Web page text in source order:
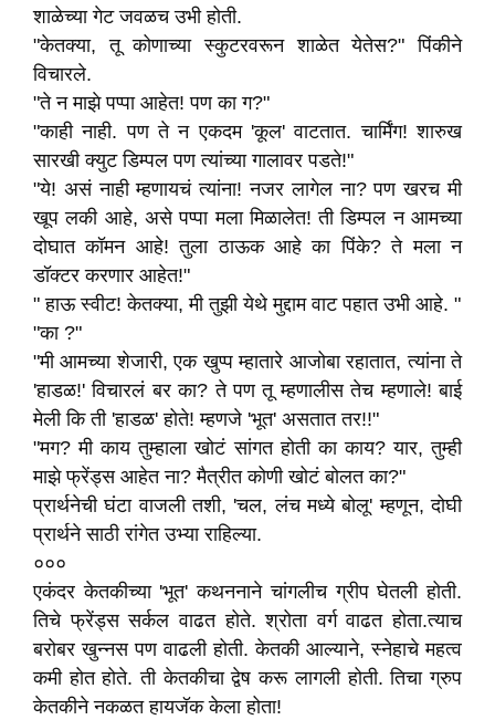
शाळेच्या गेट जवळच उभी होती.
"केतक्या, तू कोणाच्या स्कुटरवरून शाळेत येतेस?" पिंकीने
विचारले.
"ते न माझे पप्पा आहेत! पण का ग?"
"काही नाही. पण ते न एकदम 'कूल' वाटतात. चार्मिंग! शारुख
सारखी क्युट डिम्पल पण त्यांच्या गालावर पडते!"
"ये! असं नाही म्हणायचं त्यांना! नजर लागेल ना? पण खरच मी
खूप लकी आहे, असे पप्पा मला मिळालेत! ती डिम्पल न आमच्या
दोघात कॉमन आहे! तुला ठाऊक आहे का पिंके? ते मला न
डॉक्टर करणार आहेत!"
" हाऊ स्वीट! केतक्या, मी तुझी येथे मुद्दाम वाट पहात उभी आहे. "
"का ?"
"मी आमच्या शेजारी, एक खुप्प म्हातारे आजोबा रहातात, त्यांना ते
'हाडळ!' विचारलं बर का? ते पण तू म्हणालीस तेच म्हणाले! बाई
मेली कि ती 'हाडळ' होते! म्हणजे 'भूत' असतात तर!!"
"मग? मी काय तुम्हाला खोटं सांगत होती का काय? यार, तुम्ही
माझे फ्रेंड्स आहेत ना? मैत्रीत कोणी खोटं बोलत का?"
प्रार्थनेची घंटा वाजली तशी, 'चल, लंच मध्ये बोलू' म्हणून, दोघी
प्रार्थने साठी रांगेत उभ्या राहिल्या.
०००
एकंदर केतकीच्या 'भूत' कथननाने चांगलीच ग्रीप घेतली होती.
तिचे फ्रेंड्स सर्कल वाढत होते. श्रोता वर्ग वाढत होता.त्याच
बरोबर खुन्नस पण वाढली होती. केतकी आल्याने, स्नेहाचे महत्व
कमी होत होते. ती केतकीचा द्वेष करू लागली होती. तिचा ग्रुप
केतकीने नकळत हायजॅक केला होता!